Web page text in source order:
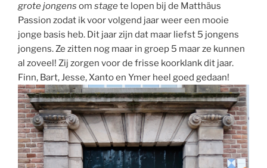
grote jongens om stagete lopen bij de Matthäus
Passion zodat ik voor volgend jaar weer een mooie
jonge basis heb. Dit jaar zijn dat maar liefst 5 jongens
jongens. Ze zitten nog maar in groep 5 maar ze kunnen
al zoveel! Zij zorgen voor de frisse koorklank dit jaar.
Finn, Bart, Jesse, Xanto en Ymer heel goed gedaan!